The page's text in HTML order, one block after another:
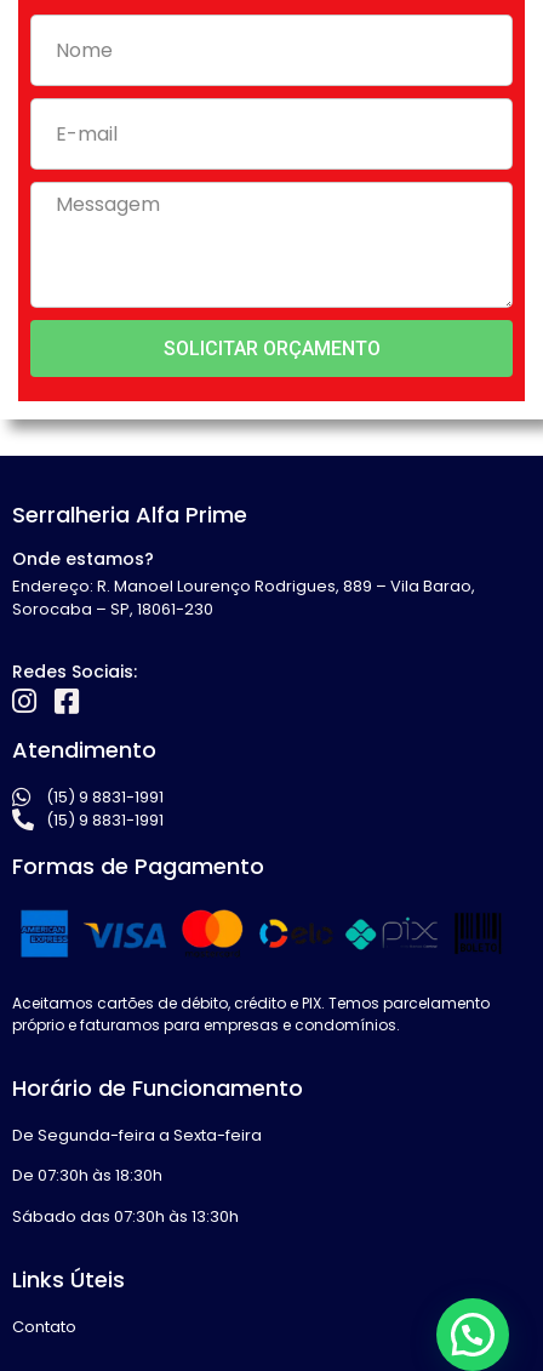
SOLICITAR ORÇAMENTO
Serralheria Alfa Prime
Onde estamos?
Endereço: R. Manoel Lourenço Rodrigues, 889 – Vila Barao,
Sorocaba – SP, 18061-230
Redes Sociais:
Atendimento
(15) 9 8831-1991
(15) 9 8831-1991
Formas de Pagamento
Aceitamos cartões de débito, crédito e PIX. Temos parcelamento
próprio e faturamos para empresas e condomínios.
Horário de Funcionamento
De Segunda-feira a Sexta-feira
De 07:30h às 18:30h
Sábado das 07:30h às 13:30h
Links Úteis
Contato